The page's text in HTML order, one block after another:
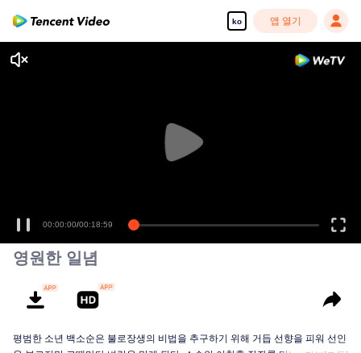
ko 앱 열기
00:00:00/00:18:59
영원한 일념
평범한 소년 백소순은 불로장생의 비법을 추구하기 위해 거듭 선향을 피워 선인